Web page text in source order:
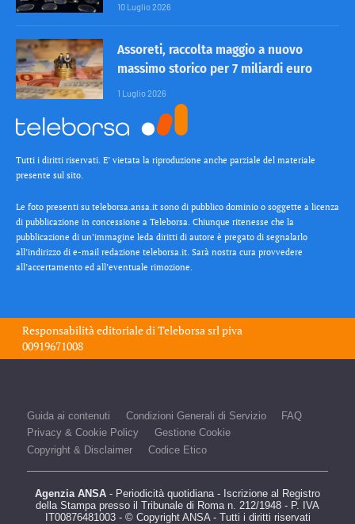
10 Luglio 2026
Assoreti, raccolta maggio a nuovo
massimo storico per 7 miliardi euro
1 Luglio 2026
Tutti i diritti riservati. E’ vietata la riproduzione anche parziale del materiale
presente sul sito.
Le foto presenti su teleborsa.ansa.it sono di pubblico dominio o soggette a licenza
di pubblicazione in concessione a Teleborsa. Chiunque ritenesse che la
pubblicazione di un’immagine leda diritti di autore è pregato di segnalarlo
all’indirizzo di e-mail redazione teleborsa.it. Sarà nostra cura provvedere
all’accertamento ed all’eventuale rimozione.
Responsabilità editoriale diTeleborsa srl piva
00919671008
Guida ai contenuti Condizioni Generali di Servizio
FAQ
Privacy & Cookie Policy
Gestione Cookie
Copyright & Disclaimer
Codice Etico
Agenzia ANSA - Periodicità quotidiana - Iscrizione al Registro
della Stampa presso il Tribunale di Roma n. 212/1948 - P. IVA
IT00876481003 - © Copyright ANSA - Tutti i diritti riservati